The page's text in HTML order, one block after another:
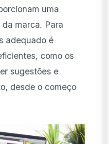
uma
marca. Para
adequado é
como os
sugestões e
desde o começo